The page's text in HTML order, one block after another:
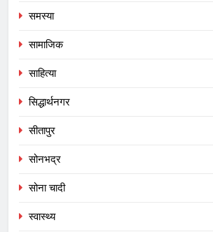
समस्या
सामाजिक
साहित्या
सिद्धार्थनगर
सीतापुर
सोनभद्र
सोना चादी
स्वास्थ्य